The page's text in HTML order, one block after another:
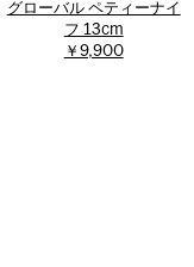
グローバル ペティーナイ
フ 13cm
￥9,900